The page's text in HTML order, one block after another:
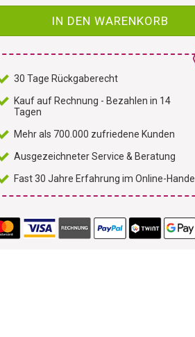
IN DEN WARENKORB
30 Tage Rückgaberecht
Kauf auf Rechnung - Bezahlen in 14
Tagen
Mehr als 700.000 zufriedene Kunden
Ausgezeichneter Service & Beratung
Fast 30 Jahre Erfahrung im Online-Handel